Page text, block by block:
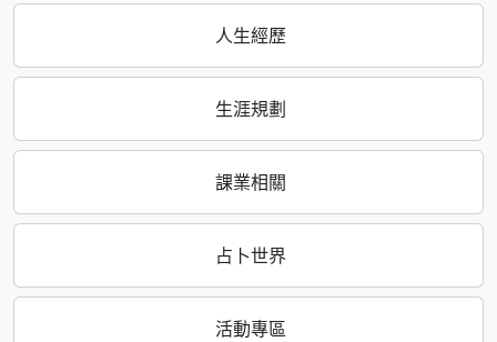
人生經歷
生涯規劃
課業相關
占卜世界
活動專區